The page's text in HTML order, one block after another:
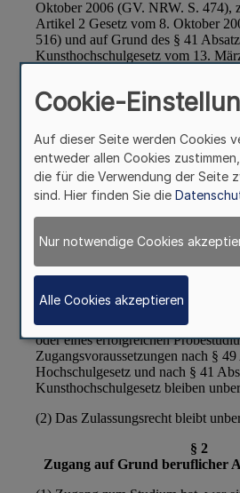
Cookie-
Auf dieser Seite werden Cookies
entweder allen Cookies
die für die Verwendung der Seite
sind. Hier finden Sie die
Nur notwendige Cookies
Alle Cookies akzeptieren